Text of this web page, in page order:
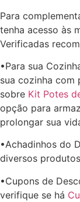
Para
tenha acesso às
Verificadas
•Para sua
sua cozinha com
sobre Kit Potes
opção para
prolongar sua
•Achadinhos do
diversos
•Cupons de
verifique se há